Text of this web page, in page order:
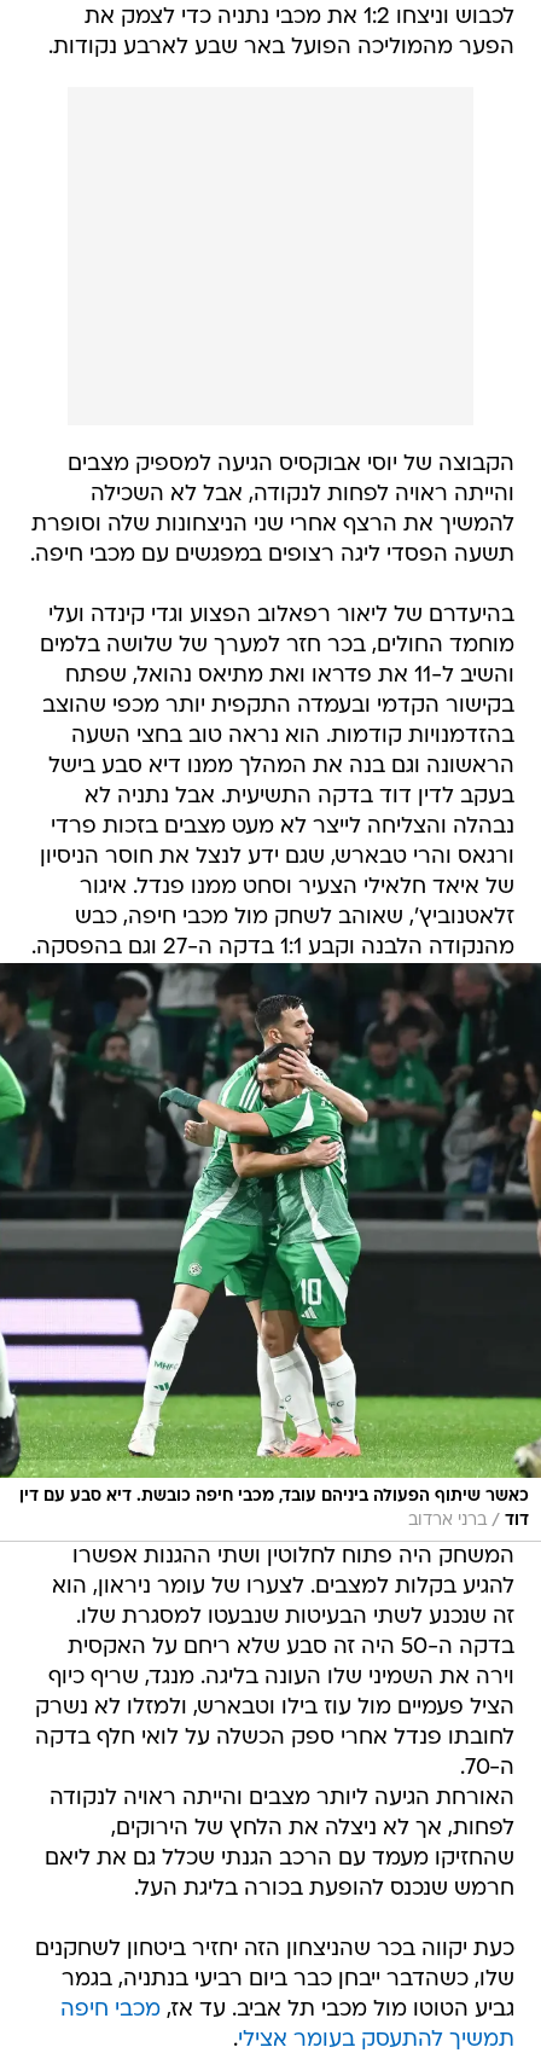
לכבוש וניצחו 1:2 את מכבי נתניה כדי לצמק את
הפער מהמוליכה הפועל באר שבע לארבע נקודות.
הקבוצה של יוסי אבוקסיס הגיעה למספיק מצבים
והייתה ראויה לפחות לנקודה, אבל לא השכילה
להמשיך את הרצף אחרי שני הניצחונות שלה וסופרת
תשעה הפסדי ליגה רצופים במפגשים עם מכבי חיפה.
בהיעדרם של ליאור רפאלוב הפצוע וגדי קינדה ועלי
מוחמד החולים, בכר חזר למערך של שלושה בלמים
והשיב ל-11 את פדראו ואת מתיאס נהואל, שפתח
בקישור הקדמי ובעמדה התקפית יותר מכפי שהוצב
בהזדמנויות קודמות. הוא נראה טוב בחצי השעה
הראשונה וגם בנה את המהלך ממנו דיא סבע בישל
בעקב לדין דוד בדקה התשיעית. אבל נתניה לא
נבהלה והצליחה לייצר לא מעט מצבים בזכות פרדי
ורגאס והרי טבארש, שגם ידע לנצל את חוסר הניסיון
של איאד חלאילי הצעיר וסחט ממנו פנדל. איגור
זלאטנוביץ', שאוהב לשחק מול מכבי חיפה, כבש
מהנקודה הלבנה וקבע 1:1 בדקה ה-27 וגם בהפסקה.
כאשר שיתוף הפעולה ביניהם עובד, מכבי חיפה כובשת. דיא סבע עם דין
דוד / ברני ארדוב
המשחק היה פתוח לחלוטין ושתי ההגנות אפשרו
להגיע בקלות למצבים. לצערו של עומר ניראון, הוא
זה שנכנע לשתי הבעיטות שנבעטו למסגרת שלו.
בדקה ה-50 היה זה סבע שלא ריחם על האקסית
וירה את השמיני שלו העונה בליגה. מנגד, שריף כיוף
הציל פעמיים מול עוז בילו וטבארש, ולמזלו לא נשרק
לחובתו פנדל אחרי ספק הכשלה על לואי חלף בדקה
ה-70.
האורחת הגיעה ליותר מצבים והייתה ראויה לנקודה
לפחות, אך לא ניצלה את הלחץ של הירוקים,
שהחזיקו מעמד עם הרכב הגנתי שכלל גם את ליאם
חרמש שנכנס להופעת בכורה בליגת העל.
כעת יקווה בכר שהניצחון הזה יחזיר ביטחון לשחקנים
שלו, כשהדבר ייבחן כבר ביום רביעי בנתניה, בגמר
גביע הטוטו מול מכבי תל אביב. עד אז,מכבי חיפה
תמשיך להתעסק בעומר אצילי.